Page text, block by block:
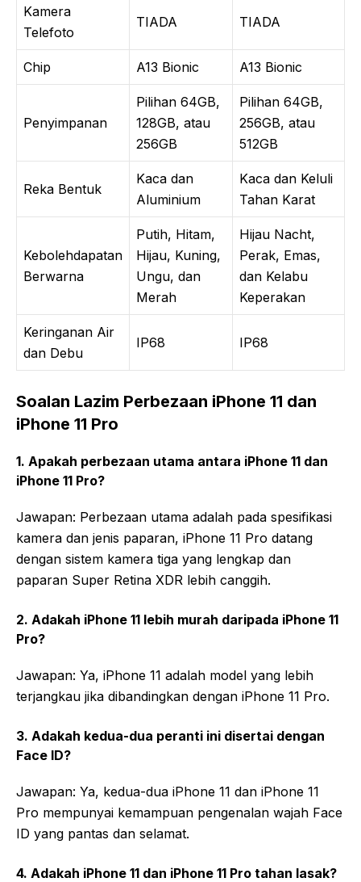
Kamera
Telefoto
TIADA TIADA
Chip A13 Bionic A13 Bionic
Penyimpanan
Pilihan 64GB,
128GB, atau
256GB
Pilihan 64GB,
256GB, atau
512GB
Reka Bentuk
Kaca dan
Aluminium
Kaca dan Keluli
Tahan Karat
Kebolehdapatan
Berwarna
Putih, Hitam,
Hijau, Kuning,
Ungu, dan
Merah
Hijau Nacht,
Perak, Emas,
dan Kelabu
Keperakan
Keringanan Air
dan Debu
IP68 IP68
Soalan Lazim Perbezaan iPhone 11 dan
iPhone 11 Pro
1. Apakah perbezaan utama antara iPhone 11 dan
iPhone 11 Pro?
Jawapan: Perbezaan utama adalah pada spesifikasi
kamera dan jenis paparan, iPhone 11 Pro datang
dengan sistem kamera tiga yang lengkap dan
paparan Super Retina XDR lebih canggih.
2. Adakah iPhone 11 lebih murah daripada iPhone 11
Pro?
Jawapan: Ya, iPhone 11 adalah model yang lebih
terjangkau jika dibandingkan dengan iPhone 11 Pro.
3. Adakah kedua-dua peranti ini disertai dengan
Face ID?
Jawapan: Ya, kedua-dua iPhone 11 dan iPhone 11
Pro mempunyai kemampuan pengenalan wajah Face
ID yang pantas dan selamat.
4. Adakah iPhone 11 dan iPhone 11 Pro tahan lasak?